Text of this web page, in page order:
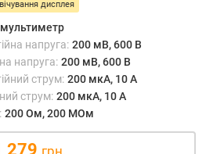
дисплея
мультиметр
напруга: 200 мВ, 600 В
напруга: 200 мВ, 600 В
струм: 200 мкА, 10 А
струм: 200 мкА, 10 А
200 Ом, 200 МОм
279